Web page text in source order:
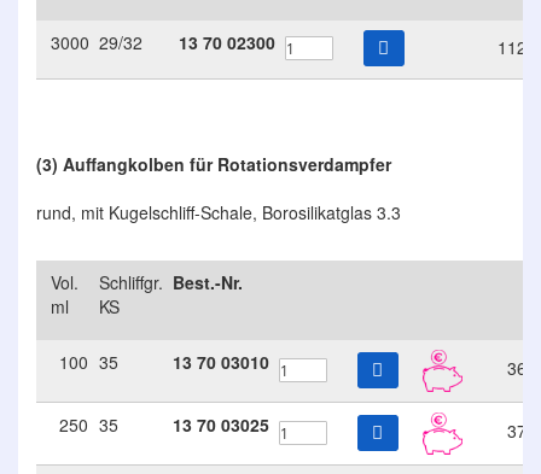
3000 29/32 13 70 02300
(3) Auffangkolben für Rotationsverdampfer
rund, mit Kugelschliff-Schale, Borosilikatglas 3.3
Vol.
ml
Schliffgr.
KS
Best.-Nr.
100 35 13 70 03010
250 35 13 70 03025